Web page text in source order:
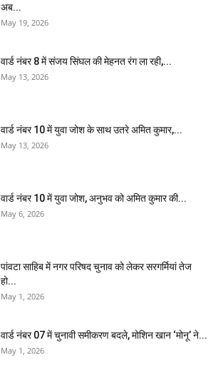
अब...
May 19, 2026
वार्ड नंबर 8 में संजय सिंघल की मेहनत रंग ला रही,...
May 13, 2026
वार्ड नंबर 10 में युवा जोश के साथ उतरे अमित कुमार,...
May 13, 2026
वार्ड नंबर 10 में युवा जोश, अनुभव को अमित कुमार की...
May 6, 2026
पांवटा साहिब में नगर परिषद चुनाव को लेकर सरगर्मियां तेज
हो...
May 1, 2026
वार्ड नंबर 07 में चुनावी समीकरण बदले, मोशिन खान ‘मोनू’ ने...
May 1, 2026